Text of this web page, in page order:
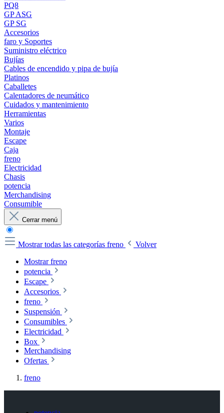
PQ8
GP ASG
GP SG
Accesorios
faro y Soportes
Suministro eléctrico
Bujías
Cables de encendido y pipa de bujía
Platinos
Caballetes
Calentadores de neumático
Cuidados y mantenimiento
Herramientas
Varios
Montaje
Escape
Caja
freno
Electricidad
Chasis
potencia
Merchandising
Consumible
Cerrar menú
Mostrar todas las categorías freno
Volver
Mostrar freno
potencia
Escape
Accesorios
freno
Suspensión
Consumibles
Electricidad
Box
Merchandising
Ofertas
freno